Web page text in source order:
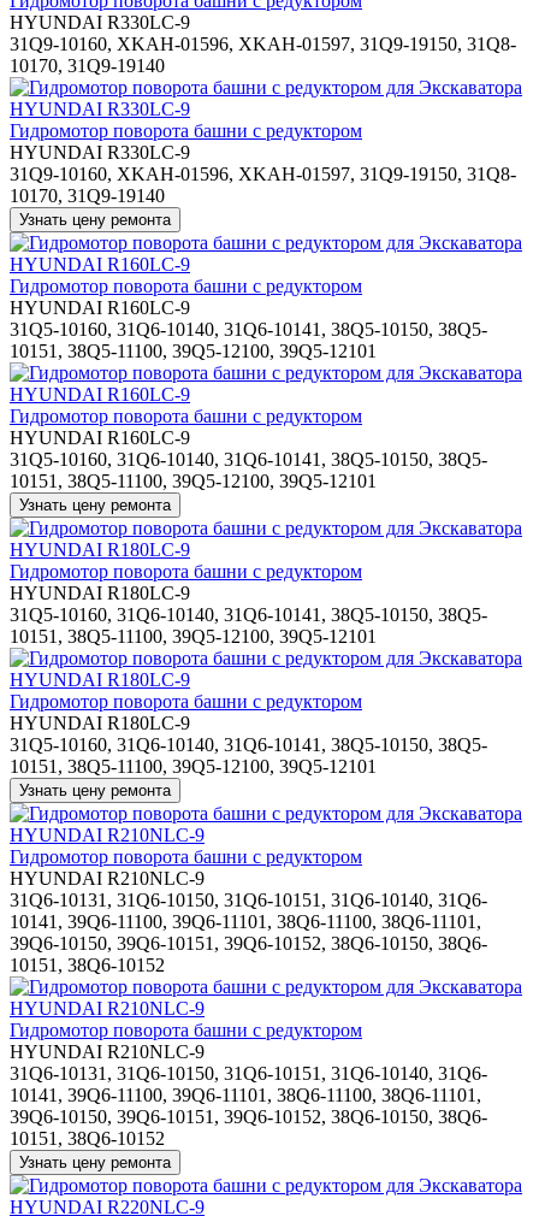
HYUNDAI R330LC-9
31Q9-10160, XKAH-01596, XKAH-01597, 31Q9-19150, 31Q8-
10170, 31Q9-19140
Гидромотор поворота башни с редуктором
HYUNDAI R330LC-9
31Q9-10160, XKAH-01596, XKAH-01597, 31Q9-19150, 31Q8-
10170, 31Q9-19140
Гидромотор поворота башни с редуктором
HYUNDAI R160LC-9
31Q5-10160, 31Q6-10140, 31Q6-10141, 38Q5-10150, 38Q5-
10151, 38Q5-11100, 39Q5-12100, 39Q5-12101
Гидромотор поворота башни с редуктором
HYUNDAI R160LC-9
31Q5-10160, 31Q6-10140, 31Q6-10141, 38Q5-10150, 38Q5-
10151, 38Q5-11100, 39Q5-12100, 39Q5-12101
Гидромотор поворота башни с редуктором
HYUNDAI R180LC-9
31Q5-10160, 31Q6-10140, 31Q6-10141, 38Q5-10150, 38Q5-
10151, 38Q5-11100, 39Q5-12100, 39Q5-12101
Гидромотор поворота башни с редуктором
HYUNDAI R180LC-9
31Q5-10160, 31Q6-10140, 31Q6-10141, 38Q5-10150, 38Q5-
10151, 38Q5-11100, 39Q5-12100, 39Q5-12101
Гидромотор поворота башни с редуктором
HYUNDAI R210NLC-9
31Q6-10131, 31Q6-10150, 31Q6-10151, 31Q6-10140, 31Q6-
10141, 39Q6-11100, 39Q6-11101, 38Q6-11100, 38Q6-11101,
39Q6-10150, 39Q6-10151, 39Q6-10152, 38Q6-10150, 38Q6-
10151, 38Q6-10152
Гидромотор поворота башни с редуктором
HYUNDAI R210NLC-9
31Q6-10131, 31Q6-10150, 31Q6-10151, 31Q6-10140, 31Q6-
10141, 39Q6-11100, 39Q6-11101, 38Q6-11100, 38Q6-11101,
39Q6-10150, 39Q6-10151, 39Q6-10152, 38Q6-10150, 38Q6-
10151, 38Q6-10152